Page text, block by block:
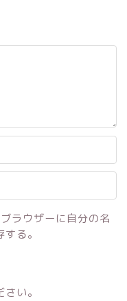
ラウザーに自分の名
る。
い。